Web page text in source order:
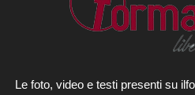
Le foto, video e testi presenti su